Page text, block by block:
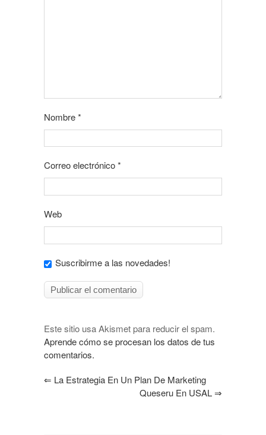
Nombre*
Correo electrónico*
Web
Suscribirme a las novedades!
Este sitio usa Akismet para reducir el spam.
Aprende cómo se procesan los datos de tus
comentarios.
⇐ La Estrategia En Un Plan De Marketing
Queseru En USAL⇒